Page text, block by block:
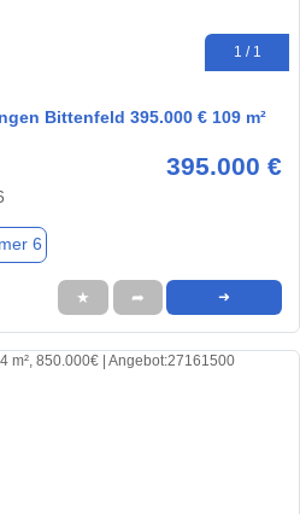
1 / 1
Bittenfeld 395.000 € 109 m²
395.000 €
6
★ ➦ ➜